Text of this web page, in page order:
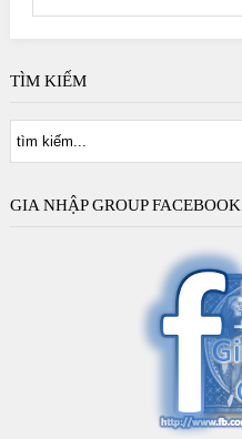
TÌM KIẾM
GIA NHẬP GROUP FACEBOOK